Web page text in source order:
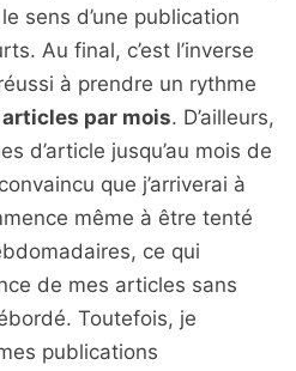
sens d’une publication
Au final, c’est l’inverse
à prendre un rythme
par mois. D’ailleurs,
d’article jusqu’au mois de
que j’arriverai à
même à être tenté
ce qui
de mes articles sans
Toutefois, je
publications